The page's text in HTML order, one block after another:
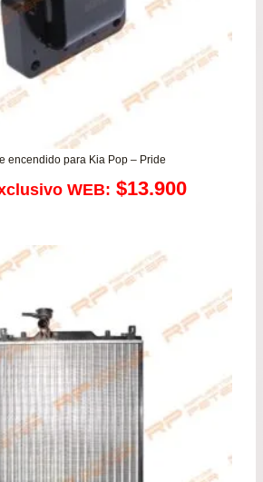
encendido para Kia Pop – Pride
WEB: $13.900